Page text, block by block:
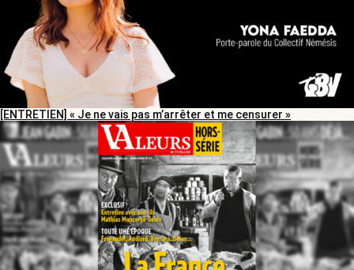
[ENTRETIEN] « Je ne vais pas m’arrêter et me censurer »